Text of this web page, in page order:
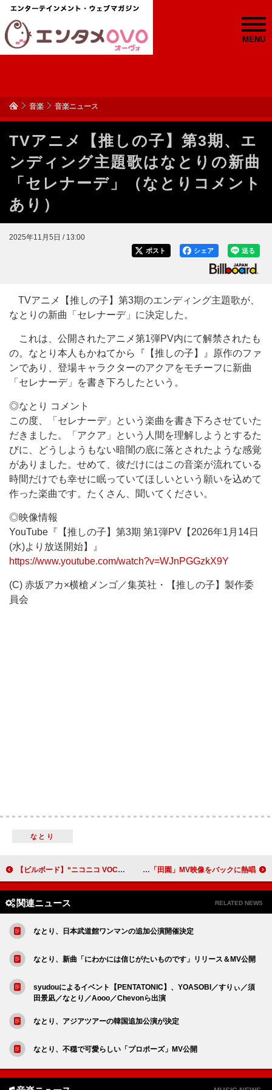
MENU
音楽 音楽ニュース
TVアニメ【推しの子】第3期、エ
ンディング主題歌はなとりの新曲
「セレナーデ」（なとりコメント
あり）
2025年11月5日 / 13:00
送る
シェア
ポスト
TVアニメ【推しの子】第3期のエンディング主題歌が、
なとりの新曲「セレナーデ」に決定した。
これは、公開されたアニメ第1弾PV内にて解禁されたも
の。なとり本人もかねてから『【推しの子】』原作のファ
ンであり、登場キャラクターのアクアをモチーフに新曲
「セレナーデ」を書き下ろしたという。
◎なとり コメント
この度、「セレナーデ」という楽曲を書き下ろさせていた
だきました。「アクア」という人間を理解しようとするた
びに、どうしようもない暗闇の底に落とされたような感覚
がありました。せめて、彼だけにはこの音楽が流れている
時間だけでも幸せに眠っていてほしいという願いを込めて
作った楽曲です。たくさん、聞いてください。
◎映像情報
YouTube『【推しの子】第3期 第1弾PV【2026年1月14日
(水)より放送開始】』
https://www.youtube.com/watch?v=WJnPGGzkX9Y
(C) 赤坂アカ×横槍メンゴ／集英社・【推しの子】製作委
員会
なとり
【ビルボード】“ニコニコ VOCALOID SONGS TOP20”、DECO*27「マシュマロ」4連覇 ハロウィンの影響でJunky「Happy Halloween」が浮上 玉置浩二、日曜劇場『ザ・ロイヤルファミリー』主題歌MV公開 約30年前の「田園」MV映像をバックに熱唱
関連ニュース RELATED NEWS
なとり、日本武道館ワンマンの追加公演開催決定
なとり、新曲「にわかには信じがたいものです」リリース＆MV公開
syudouによるイベント【PENTATONIC】、YOASOBI／すりぃ／須
田景凪／なとり／Aooo／Chevonら出演
なとり、アジアツアーの韓国追加公演が決定
なとり、不穏で可愛らしい「プロポーズ」MV公開